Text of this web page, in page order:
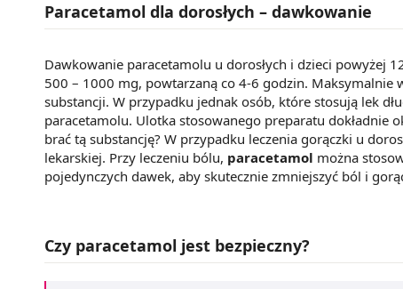
Paracetamol dla dorosłych – dawkowanie
Dawkowanie paracetamolu u dorosłych i dzieci powyżej
500 – 1000 mg, powtarzaną co 4-6 godzin.
substancji. W przypadku jednak osób, które stosują lek
paracetamolu. Ulotka stosowanego preparatu dokładnie
brać tą substancję? W przypadku leczenia gorączki u
lekarskiej. Przy leczeniu bólu, paracetamol można
pojedynczych dawek, aby skutecznie zmniejszyć ból i
Czy paracetamol jest bezpieczny?